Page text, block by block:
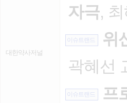
대한약사저널
자극,
이슈트랜드
위
곽혜선
이슈트랜드
프